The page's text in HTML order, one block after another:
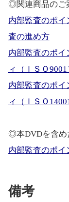
◎関連商品のご
内部監査のポイ
査の進め方
内部監査のポイ
ィ（ＩＳＯ9001
内部監査のポイ
ィ（ＩＳＯ
◎本DVDを含め
内部監査のポイ
備考